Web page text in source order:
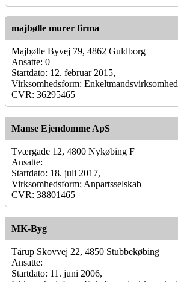
majbølle murer firma
Majbølle Byvej 79, 4862 Guldborg
Ansatte: 0
Startdato: 12. februar 2015,
Virksomhedsform: Enkeltmandsvirksomhed
CVR: 36295465
Manse Ejendomme ApS
Tværgade 12, 4800 Nykøbing F
Ansatte:
Startdato: 18. juli 2017,
Virksomhedsform: Anpartsselskab
CVR: 38801465
MK-Byg
Tårup Skovvej 22, 4850 Stubbekøbing
Ansatte:
Startdato: 11. juni 2006,